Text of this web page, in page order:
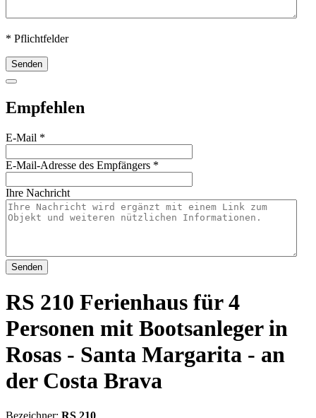
* Pflichtfelder
Senden
Empfehlen
E-Mail *
E-Mail-Adresse des Empfängers *
Ihre Nachricht
Senden
RS 210 Ferienhaus für 4
Personen mit Bootsanleger in
Rosas - Santa Margarita - an
der Costa Brava
Bezeichner: RS 210